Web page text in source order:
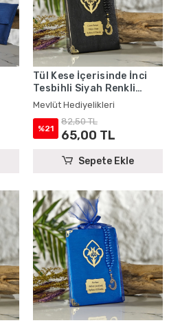
-
Tül Kese İçerisinde İnci
Tesbihli Siyah Renkli
Şantuk Yasin Kitabı Seti -
Mevlüt Hediyelikleri
Mevlüt Hediyelikleri
%21
82,50 TL
65,00 TL
Sepete Ekle